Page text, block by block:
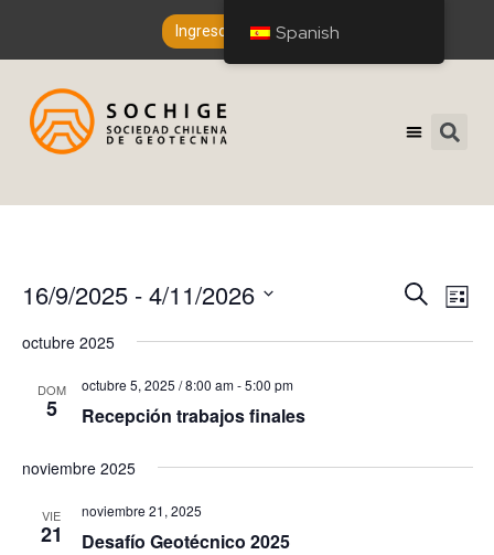
Ingreso de Socios
N
a
BuscarN
v
c
Lista
16/9/2025 - 4/11/2026
octubre 2025
DOM
5
octubre 5, 2025 / 8:00 am-5:00 pm
Recepción trabajos finales
noviembre 2025
VIE
21
noviembre 21, 2025
Desafío Geotécnico 2025
Spanish